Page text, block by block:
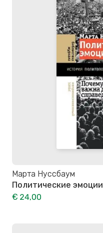
Марта Нуссбаум
Политические эмоции
€ 24,00